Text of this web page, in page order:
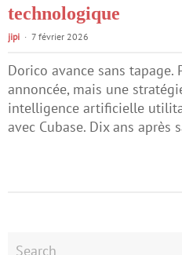
technologique
jipi 7 février 2026
Dorico avance sans tapage.
annoncée, mais une
intelligence artificielle
avec Cubase. Dix ans après